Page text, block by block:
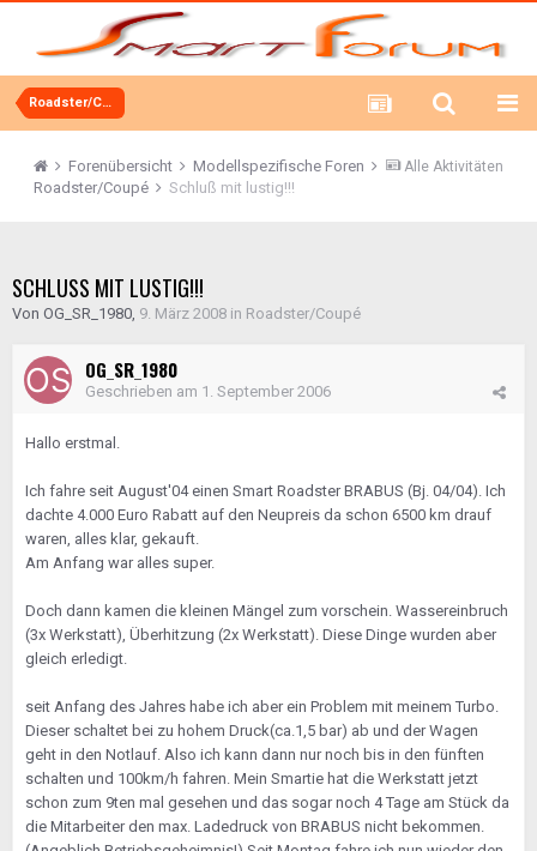
Roadster/Coupé
Alle Aktivitäten
Forenübersicht
Modellspezifische Foren
Roadster/Coupé
Schluß mit lustig!!!
SCHLUSS MIT LUSTIG!!!
Von OG_SR_1980, 9. März 2008 in Roadster/Coupé
OG_SR_1980
Geschrieben am 1. September 2006
Hallo erstmal.
Ich fahre seit August'04 einen Smart Roadster BRABUS (Bj. 04/04). Ich
dachte 4.000 Euro Rabatt auf den Neupreis da schon 6500 km drauf
waren, alles klar, gekauft.
Am Anfang war alles super.
Doch dann kamen die kleinen Mängel zum vorschein. Wassereinbruch
(3x Werkstatt), Überhitzung (2x Werkstatt). Diese Dinge wurden aber
gleich erledigt.
seit Anfang des Jahres habe ich aber ein Problem mit meinem Turbo.
Dieser schaltet bei zu hohem Druck(ca.1,5 bar) ab und der Wagen
geht in den Notlauf. Also ich kann dann nur noch bis in den fünften
schalten und 100km/h fahren. Mein Smartie hat die Werkstatt jetzt
schon zum 9ten mal gesehen und das sogar noch 4 Tage am Stück da
die Mitarbeiter den max. Ladedruck von BRABUS nicht bekommen.